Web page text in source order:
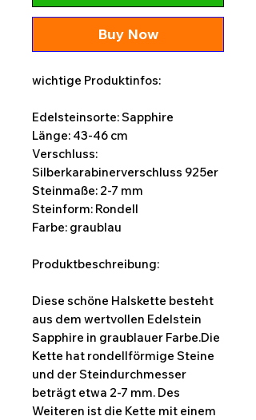
Buy Now
wichtige Produktinfos:
Edelsteinsorte: Sapphire
Länge: 43-46 cm
Verschluss:
Silberkarabinerverschluss 925er
Steinmaße: 2-7 mm
Steinform: Rondell
Farbe: graublau
Produktbeschreibung:
Diese schöne Halskette besteht
aus dem wertvollen Edelstein
Sapphire in graublauer Farbe.Die
Kette hat rondellförmige Steine
und der Steindurchmesser
beträgt etwa 2-7 mm. Des
Weiteren ist die Kette mit einem